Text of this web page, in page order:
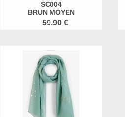
SC004
BRUN MOYEN
59.90 €